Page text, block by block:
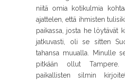
niitä omia kotikulmia
ajattelen, että ihmisten
paikassa, josta he löytävät
jatkuvasti, oli se sitten
tahansa muualla. Minulle
pitkään ollut Tampere.
paikallisten silmin